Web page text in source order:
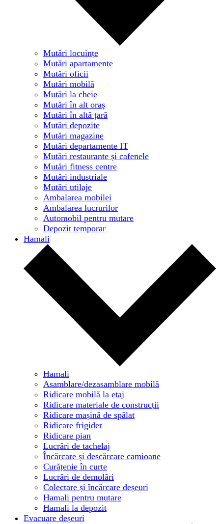
Mutări locuințe
Mutări apartamente
Mutări oficii
Mutări mobilă
Mutări la cheie
Mutări în alt oraș
Mutări în altă țară
Mutări depozite
Mutări magazine
Mutări departamente IT
Mutări restaurante și cafenele
Mutări fitness centre
Mutări industriale
Mutări utilaje
Ambalarea mobilei
Ambalarea lucrurilor
Automobil pentru mutare
Depozit temporar
Hamali
Hamali
Asamblare/dezasamblare mobilă
Ridicare mobilă la etaj
Ridicare materiale de construcții
Ridicare mașină de spălat
Ridicare frigider
Ridicare pian
Lucrări de tachelaj
Încărcare și descărcare camioane
Curățenie în curte
Lucrări de demolări
Colectare și încărcare deșeuri
Hamali pentru mutare
Hamali la depozit
Evacuare deșeuri